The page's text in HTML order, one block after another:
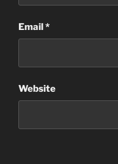
Email*
Website